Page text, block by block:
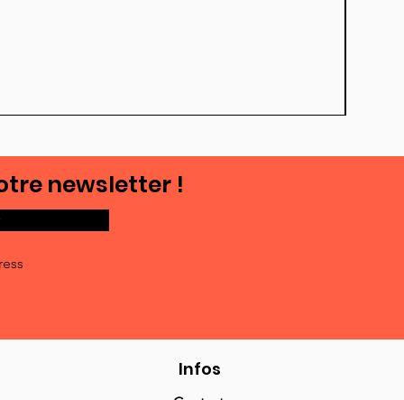
newsletter !
Infos